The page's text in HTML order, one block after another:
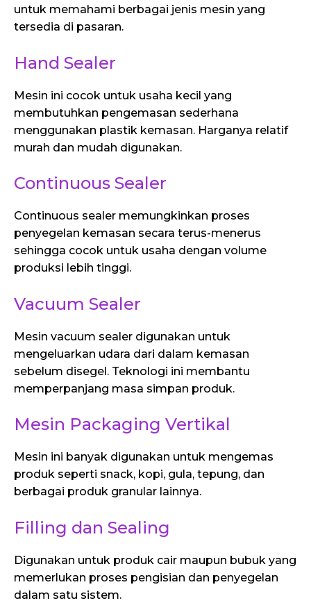
untuk memahami berbagai jenis mesin yang
tersedia di pasaran.
Hand Sealer
Mesin ini cocok untuk usaha kecil yang
membutuhkan pengemasan sederhana
menggunakan plastik kemasan. Harganya relatif
murah dan mudah digunakan.
Continuous Sealer
Continuous sealer memungkinkan proses
penyegelan kemasan secara terus-menerus
sehingga cocok untuk usaha dengan volume
produksi lebih tinggi.
Vacuum Sealer
Mesin vacuum sealer digunakan untuk
mengeluarkan udara dari dalam kemasan
sebelum disegel. Teknologi ini membantu
memperpanjang masa simpan produk.
Mesin Packaging Vertikal
Mesin ini banyak digunakan untuk mengemas
produk seperti snack, kopi, gula, tepung, dan
berbagai produk granular lainnya.
Filling dan Sealing
Digunakan untuk produk cair maupun bubuk yang
memerlukan proses pengisian dan penyegelan
dalam satu sistem.